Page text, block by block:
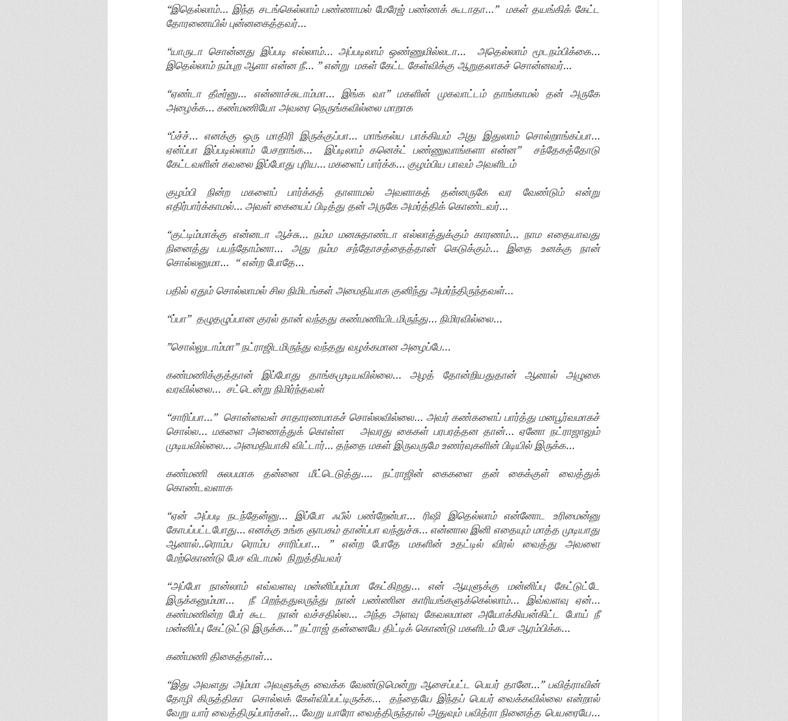
“இதெல்லாம்... இந்த சடங்கெல்லாம் பண்ணாமல் மேரேஜ் பண்ணக் கூடாதா…”  மகள் தயங்கிக் கேட்ட
தோரணையில் புன்னகைத்தவர்…
“யாருடா சொன்னது இப்படி எல்லாம்… அப்படிலாம் ஒண்ணுமில்லடா...  அதெல்லாம் மூடநம்பிக்கை…
இதெல்லாம் நம்புற ஆளா என்ன நீ... ” என்று  மகள் கேட்ட கேள்விக்கு ஆறுதலாகச் சொன்னவர்...
“ஏண்டா தீடீர்னு... என்னாச்சுடாம்மா… இங்க வா” மகளின் முகவாட்டம் தாங்காமல் தன் அருகே
அழைக்க… கண்மணியோ அவரை நெருங்கவில்லை மாறாக
“ப்ச்ச்… எனக்கு ஒரு மாதிரி இருக்குப்பா… மாங்கல்ய பாக்கியம் அது இதுலாம் சொல்றாங்கப்பா…
ஏன்ப்பா இப்படில்லாம் பேசறாங்க…  இப்டிலாம் கனெக்ட் பண்ணுவாங்களா என்ன”  சந்தேகத்தோடு
கேட்டவளின் கவலை இப்போது புரிய… மகளைப் பார்க்க… குழம்பிய பாவம் அவளிடம்
குழம்பி நின்ற மகளைப் பார்க்கத் தாளாமல் அவளாகத் தன்னருகே வர வேண்டும் என்று
எதிர்பார்க்காமல்… அவள் கையைப் பிடித்து தன் அருகே அமர்த்திக் கொண்டவர்…
“குட்டிம்மாக்கு என்னடா ஆச்சு… நம்ம மனசுதாண்டா எல்லாத்துக்கும் காரணம்… நாம எதையாவது
நினைத்து பயந்தோம்னா… அது நம்ம சந்தோசத்தைத்தான் கெடுக்கும்… இதை உனக்கு நான்
சொல்லனுமா…  “ என்ற போதே…
பதில் ஏதும் சொல்லாமல் சில நிமிடங்கள் அமைதியாக குனிந்து அமர்ந்திருந்தவள்…
“ப்பா”  தழுதழுப்பான குரல் தான் வந்தது கண்மணியிடமிருந்து… நிமிரவில்லை…
”சொல்லுடாம்மா” நட்ராஜிடமிருந்து வந்தது வழக்கமான அழைப்பே…
கண்மணிக்குத்தான் இப்போது தாங்கமுடியவில்லை… அழத் தோன்றியதுதான் ஆனால் அழுகை
வரவில்லை…  சட்டென்று நிமிர்ந்தவள்
“சாரிப்பா…”  சொன்னவள் சாதாரணமாகச் சொல்லவில்லை… அவர் கண்களைப் பார்த்து மனபூர்வமாகச்
சொல்ல… மகளை அணைத்துக் கொள்ள   அவரது கைகள் பரபரத்தன தான்… ஏனோ நட்ராஜாலும்
முடியவில்லை… அமைதியாகி விட்டார்... தந்தை மகள் இருவருமே உணர்வுகளின் பிடியில் இருக்க...
கண்மணி சுலபமாக தன்னை மீட்டெடுத்து.... நட்ராஜின் கைகளை தன் கைக்குள் வைத்துக்
கொண்டவளாக
“ஏன் அப்படி நடந்தேன்னு… இப்போ ஃபீல் பண்றேன்பா… ரிஷி இதெல்லாம் என்னோட உரிமைன்னு
கோபப்பட்டபோது… எனக்கு உங்க ஞாபகம் தான்ப்பா வந்துச்சு… என்னால இனி எதையும் மாத்த முடியாது
ஆனால்..ரொம்ப ரொம்ப சாரிப்பா… ” என்ற போதே மகளின் உதட்டில் விரல் வைத்து அவளை
மேற்கொண்டு பேச விடாமல்  நிறுத்தியவர்
“அப்போ நான்லாம் எவ்வளவு மன்னிப்பும்மா கேட்கிறது… என் ஆயுளுக்கு மன்னிப்பு கேட்டுட்டே
இருக்கனும்மா…  நீ பிறந்ததுலருந்து நான் பண்ணின காரியங்களுக்கெல்லாம்… இவ்வளவு ஏன்…
கண்மணின்ற பேர் கூட  நான் வச்சதில்ல… அந்த அளவு கேவலமான அயோக்கியன்கிட்ட போய் நீ
மன்னிப்பு கேட்டுட்டு இருக்க…” நட்ராஜ் தன்னையே திட்டிக் கொண்டு மகளிடம் பேச ஆரம்பிக்க…
கண்மணி திகைத்தாள்…
“இது அவளது அம்மா அவளுக்கு வைக்க வேண்டுமென்று ஆசைப்பட்ட பெயர் தானே…” பவித்ராவின்
தோழி கிருத்திகா  சொல்லக் கேள்விப்பட்டிருக்க…  தந்தையே இந்தப் பெயர் வைக்கவில்லை என்றால்
வேறு யார் வைத்திருப்பார்கள்… வேறு யாரோ வைத்திருந்தால் அதுவும் பவித்ரா நினைத்த பெயரையே…